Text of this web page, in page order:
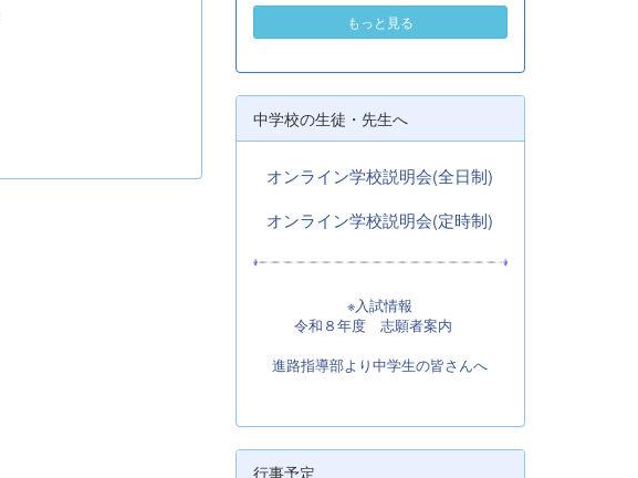
もっと見る
中学校の生徒・先生へ
オンライン学校説明会(全日制)
オンライン学校説明会(定時制)
※入試情報
令和８年度 志願者案内
進路指導部より中学生の皆さんへ
行事予定